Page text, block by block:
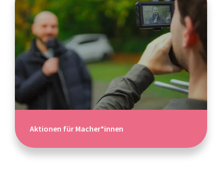
Aktionen für Macher*innen